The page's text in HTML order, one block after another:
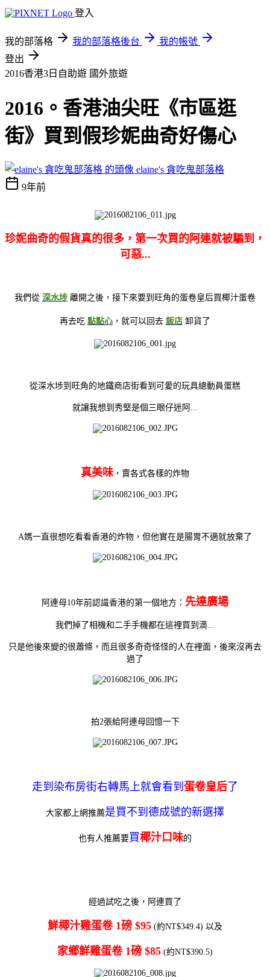
登入
我的部落格 我的部落格後台
我的帳號
登出
2016香港3日自助遊 國外旅遊
2016。香港油尖旺《市區逛
街》買到假珍妮曲奇好傷心
elaine's 貪吃鬼部落格
9年前
珍妮曲奇的假貨真的很多，第一次買的阿連就被騙到，
可惡...
我們從 深水埗 離開之後，接下來要到旺角的蛋卷皇后買椰汁蛋卷
再去吃 點點心 ， 就可以回去 飯店 卸貨了
從深水埗到旺角的地鐵商店街看到可愛的玩具總動員蛋糕
就讓我想到秀堅是個三眼仔迷阿...
真美味 ，賣各式各樣的炸物
A媽一直很想吃看看香港的炸物，但他實在是腸胃不適就放棄了
阿連母10年前認識香港的第一個地方： 先達廣場
我們掉了相機和二手手機都在這裡買到滴...
只是他後來變的很蕭條，而且很多奇奇怪怪的人在裡面，後來沒再去
過了
拍2張給阿連母回憶一下
走到染布房街右轉馬上就會看到 蛋卷皇后了
大家都上網推薦是買不到德成號的新選擇
也有人推薦要買椰汁口味的
經過試吃之後，阿連買了
鮮椰汁雞蛋卷 1磅 $95 (約NT$349.4) 以及
家鄉鮮雞蛋卷 1磅 $85 (約NT$390.5)